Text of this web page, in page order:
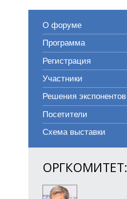
О форуме
Программа
Регистрация
Участники
Решения экспонентов
Посетители
Схема выставки
ОРГКОМИТЕТ: